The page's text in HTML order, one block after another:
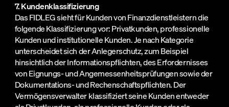
7. Kundenklassifizierung
Das FIDLEG sieht für Kunden von Finanzdienstleistern die
folgende Klassifizierung vor: Privatkunden, professionelle
Kunden und institutionelle Kunden. Je nach Kategorie
unterscheidet sich der Anlegerschutz, zum Beispiel
hinsichtlich der Informationspflichten, des Erfordernisses
von Eignungs- und Angemessenheitsprüfungen sowie der
Dokumentations- und Rechenschaftspflichten. Der
Vermögensverwalter klassifiziert seine Kunden entweder